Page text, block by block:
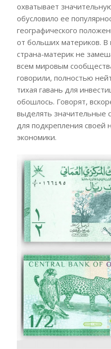
охватывает
обусловило ее
географического
от больших материков. В
страна-материк не
всем мировым
говорили, полностью
тихая гавань для
обошлось. Говорят,
выделять значительные
для подкрепления
экономики.